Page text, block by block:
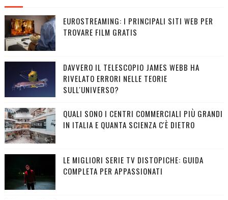
EUROSTREAMING: I PRINCIPALI SITI WEB PER
TROVARE FILM GRATIS
DAVVERO IL TELESCOPIO JAMES WEBB HA
RIVELATO ERRORI NELLE TEORIE
SULL'UNIVERSO?
QUALI SONO I CENTRI COMMERCIALI PIÙ GRANDI
IN ITALIA E QUANTA SCIENZA C'È DIETRO
LE MIGLIORI SERIE TV DISTOPICHE: GUIDA
COMPLETA PER APPASSIONATI